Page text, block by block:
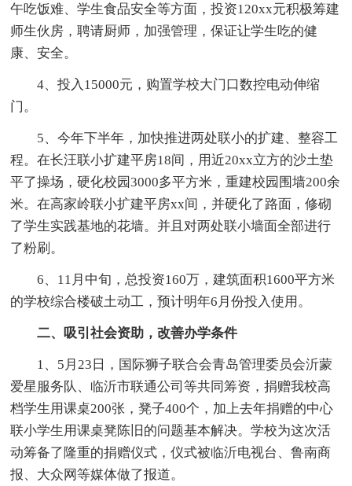
午吃饭难、学生食品安全等方面，投资120xx元积极筹建
师生伙房，聘请厨师，加强管理，保证让学生吃的健
康、安全。
4、投入15000元，购置学校大门口数控电动伸缩
门。
5、今年下半年，加快推进两处联小的扩建、整容工
程。在长汪联小扩建平房18间，用近20xx立方的沙土垫
平了操场，硬化校园3000多平方米，重建校园围墙200余
米。在高家岭联小扩建平房xx间，并硬化了路面，修砌
了学生实践基地的花墙。并且对两处联小墙面全部进行
了粉刷。
6、11月中旬，总投资160万，建筑面积1600平方米
的学校综合楼破土动工，预计明年6月份投入使用。
二、吸引社会资助，改善办学条件
1、5月23日，国际狮子联合会青岛管理委员会沂蒙
爱星服务队、临沂市联通公司等共同筹资，捐赠我校高
档学生用课桌200张，凳子400个，加上去年捐赠的中心
联小学生用课桌凳陈旧的问题基本解决。学校为这次活
动筹备了隆重的捐赠仪式，仪式被临沂电视台、鲁南商
报、大众网等媒体做了报道。